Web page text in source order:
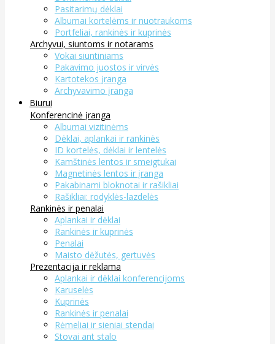
Pasitarimų dėklai
Albumai kortelėms ir nuotraukoms
Portfeliai, rankinės ir kuprinės
Archyvui, siuntoms ir notarams
Vokai siuntiniams
Pakavimo juostos ir virvės
Kartotekos įranga
Archyvavimo įranga
Biurui
Konferencinė įranga
Albumai vizitinėms
Dėklai, aplankai ir rankinės
ID kortelės, dėklai ir lentelės
Kamštinės lentos ir smeigtukai
Magnetinės lentos ir įranga
Pakabinami bloknotai ir rašikliai
Rašikliai: rodyklės-lazdelės
Rankinės ir penalai
Aplankai ir dėklai
Rankinės ir kuprinės
Penalai
Maisto dėžutės, gertuvės
Prezentacija ir reklama
Aplankai ir dėklai konferencijoms
Karuselės
Kuprinės
Rankinės ir penalai
Rėmeliai ir sieniai stendai
Stovai ant stalo